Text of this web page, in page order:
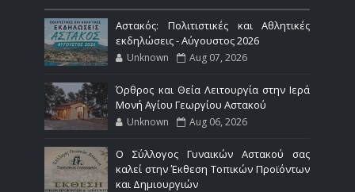
Αστακός: Πολιτιστικές και Αθλητικές
εκδηλώσεις - Αύγουστος 2026
Unknown Aug 07, 2026
Όρθρος και Θεία Λειτουργία στην Ιερά
Μονή Αγίου Γεωργίου Αστακού
Unknown Aug 06, 2026
Ο Σύλλογος Γυναικών Αστακού σας
καλεί στην Έκθεση Τοπικών Προϊόντων
και Δημιουργιών